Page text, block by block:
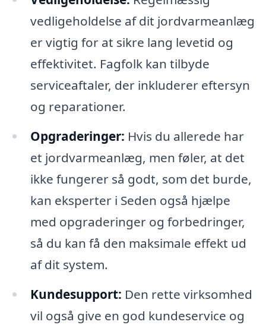
vedligeholdelse af dit jordvarmeanlæg
er vigtig for at sikre lang levetid og
effektivitet. Fagfolk kan tilbyde
serviceaftaler, der inkluderer eftersyn
og reparationer.
Opgraderinger: Hvis du allerede har
et jordvarmeanlæg, men føler, at det
ikke fungerer så godt, som det burde,
kan eksperter i Seden også hjælpe
med opgraderinger og forbedringer,
så du kan få den maksimale effekt ud
af dit system.
Kundesupport: Den rette virksomhed
vil også give en god kundeservice og